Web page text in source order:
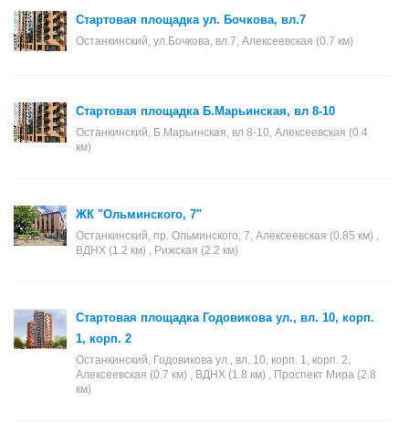
Стартовая площадка ул. Бочкова, вл.7
Останкинский, ул.Бочкова, вл.7, Алексеевская (0.7 км)
Стартовая площадка Б.Марьинская, вл 8-10
Останкинский, Б.Марьинская, вл 8-10, Алексеевская (0.4
км)
ЖК "Ольминского, 7"
Останкинский, пр. Ольминского, 7, Алексеевская (0.85 км) ,
ВДНХ (1.2 км) , Рижская (2.2 км)
Стартовая площадка Годовикова ул., вл. 10, корп.
1, корп. 2
Останкинский, Годовикова ул., вл. 10, корп. 1, корп. 2,
Алексеевская (0.7 км) , ВДНХ (1.8 км) , Проспект Мира (2.8
км)